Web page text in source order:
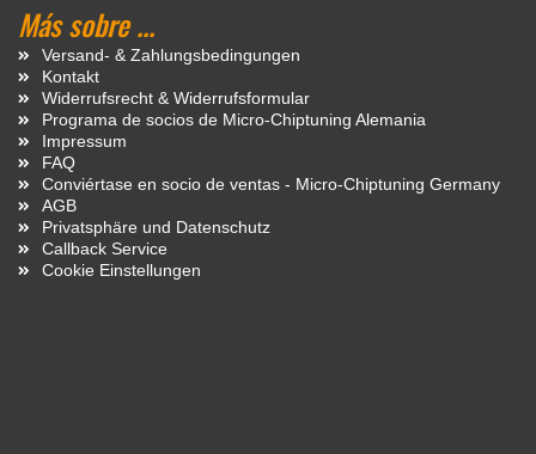
Más sobre ...
Versand- & Zahlungsbedingungen
Kontakt
Widerrufsrecht & Widerrufsformular
Programa de socios de Micro-Chiptuning Alemania
Impressum
FAQ
Conviértase en socio de ventas - Micro-Chiptuning Germany
AGB
Privatsphäre und Datenschutz
Callback Service
Cookie Einstellungen